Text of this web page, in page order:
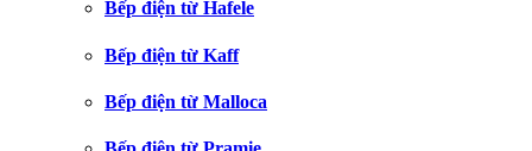
Bếp điện từ Hafele
Bếp điện từ Kaff
Bếp điện từ Malloca